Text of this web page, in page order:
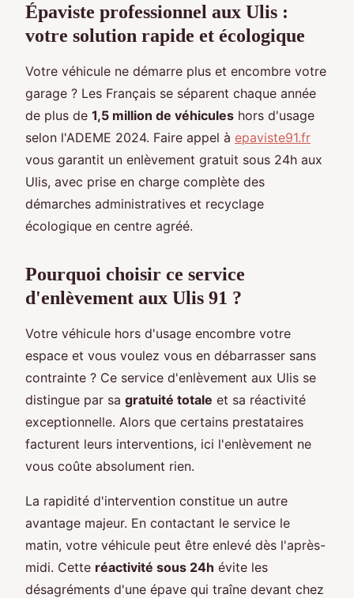
Épaviste professionnel aux Ulis :
votre solution rapide et écologique
Votre véhicule ne démarre plus et encombre votre
garage ? Les Français se séparent chaque année
de plus de 1,5 million de véhicules hors d'usage
selon l'ADEME 2024. Faire appel à epaviste91.fr
vous garantit un enlèvement gratuit sous 24h aux
Ulis, avec prise en charge complète des
démarches administratives et recyclage
écologique en centre agréé.
Pourquoi choisir ce service
d'enlèvement aux Ulis 91 ?
Votre véhicule hors d'usage encombre votre
espace et vous voulez vous en débarrasser sans
contrainte ? Ce service d'enlèvement aux Ulis se
distingue par sa gratuité totale et sa réactivité
exceptionnelle. Alors que certains prestataires
facturent leurs interventions, ici l'enlèvement ne
vous coûte absolument rien.
La rapidité d'intervention constitue un autre
avantage majeur. En contactant le service le
matin, votre véhicule peut être enlevé dès l'après-
midi. Cette réactivité sous 24h évite les
désagréments d'une épave qui traîne devant chez